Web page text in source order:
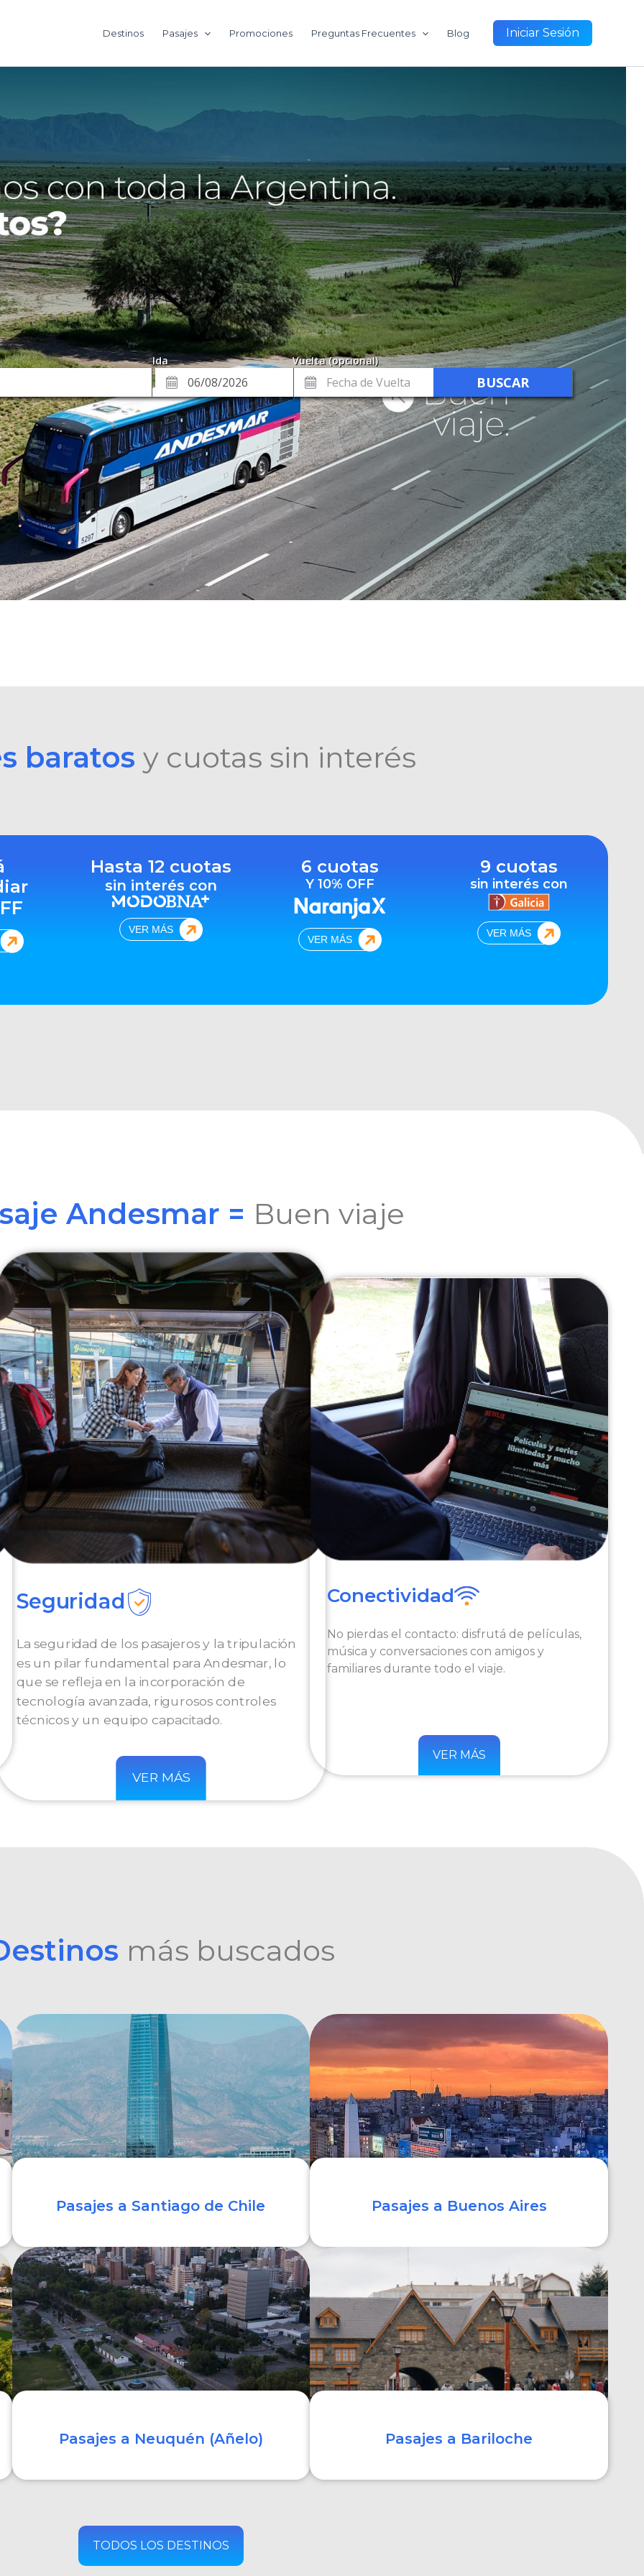
Destinos Pasajes Promociones Preguntas Frecuentes Blog Iniciar Sesión
baratos y cuotas sin interés
Hasta 12 cuotas
sin interés con
VER MÁS
6 cuotas
Y 10% OFF
VER MÁS
9 cuotas
sin interés con
VER MÁS
Andesmar = Buen viaje
Seguridad
La seguridad de los pasajeros y la tripulación
es un pilar fundamental para Andesmar, lo
que se refleja en la incorporación de
tecnología avanzada, rigurosos controles
técnicos y un equipo capacitado.
VER MÁS
Conectividad
No pierdas el contacto: disfrutá de películas,
música y conversaciones con amigos y
familiares durante todo el viaje.
VER MÁS
más buscados
Pasajes a Santiago de Chile
COMPRAR
Pasajes a Buenos Aires
Pasajes a Neuquén (Añelo) Pasajes a Bariloche
TODOS LOS DESTINOS